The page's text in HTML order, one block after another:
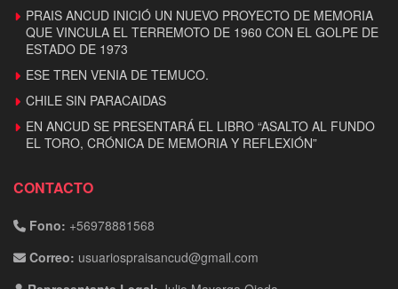
PRAIS ANCUD INICIÓ UN NUEVO PROYECTO DE MEMORIA
QUE VINCULA EL TERREMOTO DE 1960 CON EL GOLPE DE
ESTADO DE 1973
ESE TREN VENIA DE TEMUCO.
CHILE SIN PARACAIDAS
EN ANCUD SE PRESENTARÁ EL LIBRO “ASALTO AL FUNDO
EL TORO, CRÓNICA DE MEMORIA Y REFLEXIÓN”
CONTACTO
Fono: +56978881568
Correo: usuariospraisancud@gmail.com